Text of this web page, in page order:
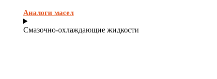
Аналоги масел
Смазочно-охлаждающие жидкости